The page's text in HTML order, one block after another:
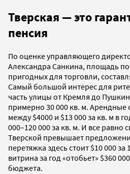
Тверская — это
пенсия
По оценке управляющего
Александра Санкина, площадь
пригодных для торговли,
Самый большой интерес для
часть улицы от Кремля до
примерно 30 000 кв. м. Арендные
между $4000 и $13 000 за кв. м в
000–120 000 за кв. м. И все равно
Тверской превышает
перетяжка здесь стоит $10 000 за
витрина за год «отобьет» $360
бюджета.